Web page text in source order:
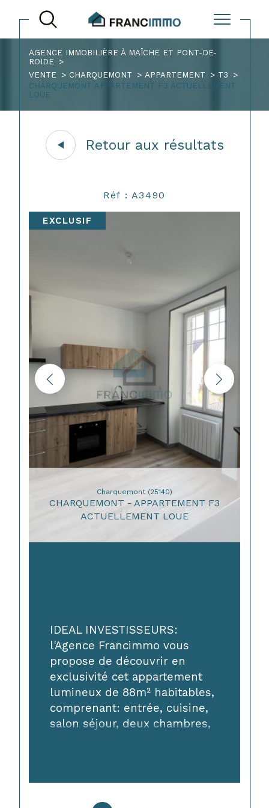
AGENCE IMMOBILIÈRE À MAÎCHE ET PONT-DE-
ROIDE
VENTE
CHARQUEMONT APPARTEMENT
T3
CHARQUEMONT APPARTEMENT F3 ACTUELLEMENT
LOUE
Retour aux résultats
Réf : A3490
EXCLUSIF
Charquemont (25140)
CHARQUEMONT - APPARTEMENT F3
ACTUELLEMENT LOUE
IDEAL INVESTISSEURS:
l'Agence Francimmo vous
propose de découvrir en
exclusivité cet appartement
lumineux de 88m² habitables,
comprenant: entrée, cuisine,
salon séjour, deux chambres,
Revenus locatifs/an:
8976€/an. Charges de